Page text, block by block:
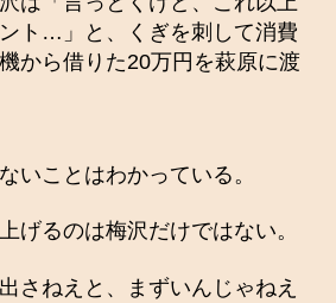
ト…」と、くぎを刺して消費
から借りた20万円を萩原に渡
いことはわかっている。
げるのは梅沢だけではない。
さねえと、まずいんじゃねえ